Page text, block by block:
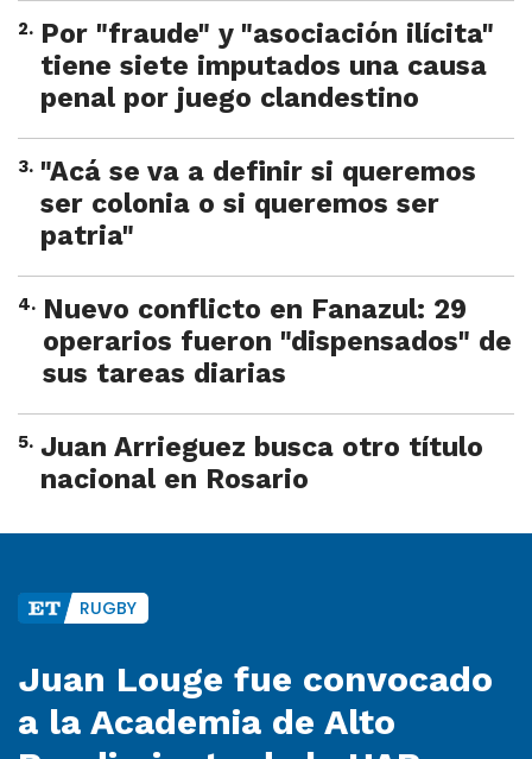
2. Por "fraude" y "asociación ilícita"
tiene siete imputados una causa
penal por juego clandestino
3. "Acá se va a definir si queremos
ser colonia o si queremos ser
patria"
4. Nuevo conflicto en Fanazul: 29
operarios fueron "dispensados" de
sus tareas diarias
5. Juan Arrieguez busca otro título
nacional en Rosario
RUGBY
Juan Louge fue convocado
a la Academia de Alto